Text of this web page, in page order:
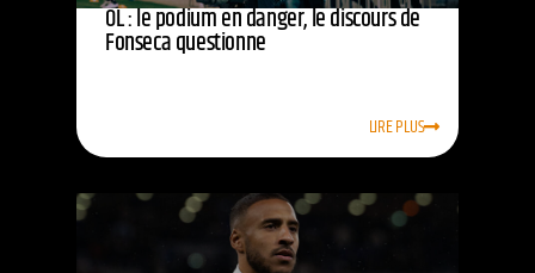
OL : le podium en danger, le discours de
Fonseca questionne
LIRE PLUS